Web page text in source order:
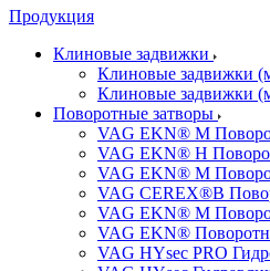
Продукция
Клиновые задвижки
Клиновые задвижки
Клиновые задвижки
Поворотные затворы
VAG EKN® M
VAG EKN® H
VAG EKN® M
VAG CEREX®B
VAG EKN® M
VAG EKN®
VAG HYsec PRO